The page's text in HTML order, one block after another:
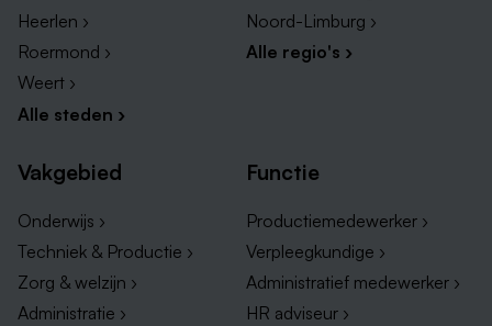
Heb je nog vragen, neem dan contact op met onze
recruiter Lieneke du Chatinier op +31 6 41226017.
Heerlen ›
Roermond ›
Weert ›
Alle steden ›
Noord-Limburg ›
Alle regio's ›
Vakgebied
Onderwijs ›
Techniek & Productie ›
Zorg & welzijn ›
Administratie ›
Functie
Productiemedewerker ›
Verpleegkundige ›
Administratief medewerker ›
HR adviseur ›